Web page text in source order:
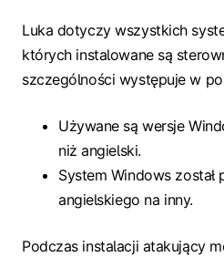
Luka dotyczy wszystkich
których instalowane są
szczególności występuje w
Używane są wersje
niż angielski.
System Windows został
angielskiego na inny.
Podczas instalacji atakujący